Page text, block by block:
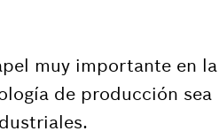
muy importante en la
de producción sea